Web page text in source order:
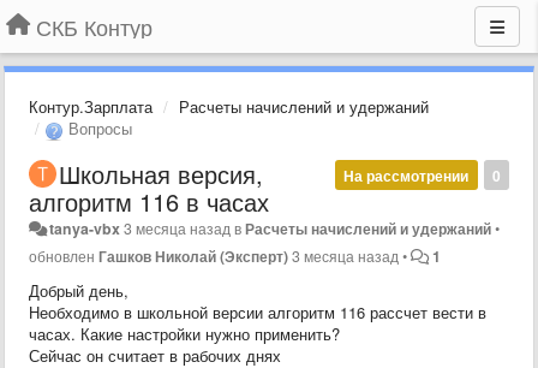
СКБ Контур
Контур.Зарплата
Расчеты начислений и удержаний
Вопросы
0
На рассмотрении
Школьная версия,
алгоритм 116 в часах
tanya-vbx3 месяца назад вРасчеты начислений и удержаний•
обновлен Гашков Николай (Эксперт)3 месяца назад • 1
Добрый день,
Необходимо в школьной версии алгоритм 116 рассчет вести в
часах. Какие настройки нужно применить?
Сейчас он считает в рабочих днях